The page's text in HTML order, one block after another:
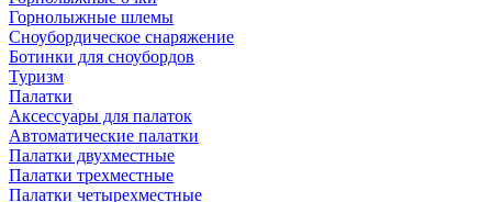
Горнолыжные шлемы
Сноубордическое снаряжение
Ботинки для сноубордов
Туризм
Палатки
Аксессуары для палаток
Автоматические палатки
Палатки двухместные
Палатки трехместные
Палатки четырехместные